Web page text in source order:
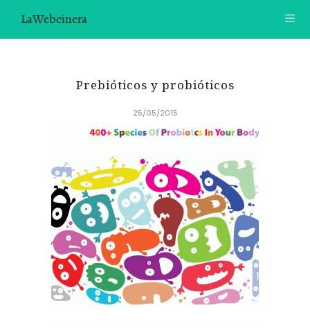
LaWebcinera
¿TE GUSTARÍA UNIRTE A NUESTRA AVENTURA GASTRON
ÓMICA?
ÚNETE A LA NEWSLETTER
RECOMENDACIONES
Prebióticos y probióticos
25/05/2015